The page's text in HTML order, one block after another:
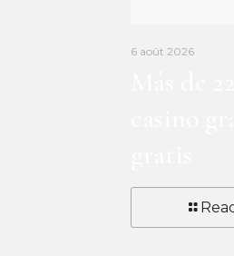
6 août 2026